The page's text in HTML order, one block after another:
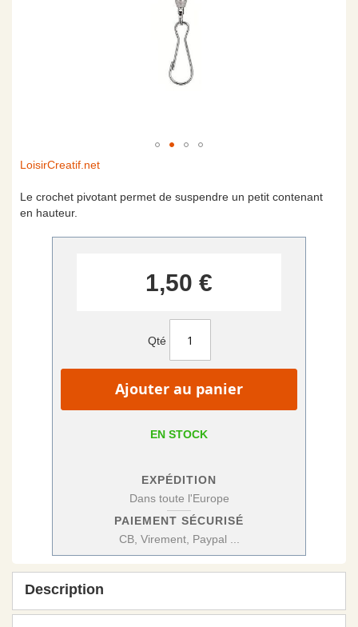
LoisirCreatif.net
Le crochet pivotant permet de suspendre un petit contenant
en hauteur.
1,50 €
Qté
Ajouter au panier
EN STOCK
EXPÉDITION
Dans toute l'Europe
PAIEMENT SÉCURISÉ
CB, Virement, Paypal ...
Skip
the
beginning
Description